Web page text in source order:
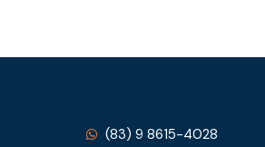
(83) 9 8615-4028